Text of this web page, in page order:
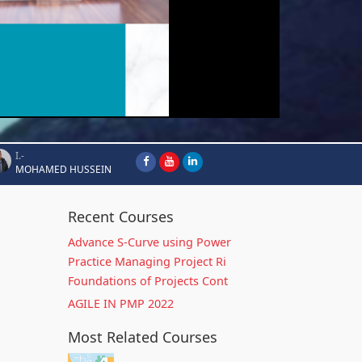
I.-
MOHAMED HUSSEIN
Recent Courses
Advance S-Curve using Power
Practice Managing Project Ri
Foundations of Projects Cont
AGILE IN PMP 2022
Most Related Courses